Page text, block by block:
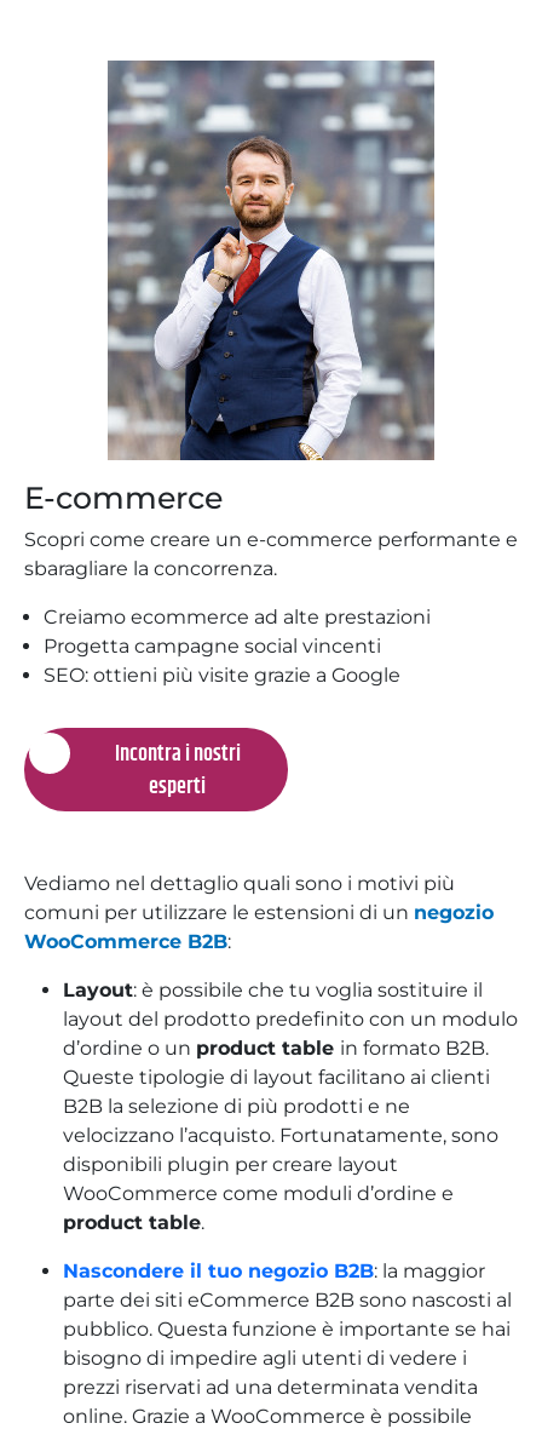
E-commerce
Scopri come creare un e-commerce performante e
sbaragliare la concorrenza.
Creiamo ecommerce ad alte prestazioni
Progetta campagne social vincenti
SEO: ottieni più visite grazie a Google
Incontra i nostri
esperti
Vediamo nel dettaglio quali sono i motivi più
comuni per utilizzare le estensioni di un negozio
WooCommerce B2B:
Layout: è possibile che tu voglia sostituire il
layout del prodotto predefinito con un modulo
d’ordine o un product table in formato B2B.
Queste tipologie di layout facilitano ai clienti
B2B la selezione di più prodotti e ne
velocizzano l’acquisto. Fortunatamente, sono
disponibili plugin per creare layout
WooCommerce come moduli d’ordine e
product table.
Nascondere il tuo negozio B2B: la maggior
parte dei siti eCommerce B2B sono nascosti al
pubblico. Questa funzione è importante se hai
bisogno di impedire agli utenti di vedere i
prezzi riservati ad una determinata vendita
online. Grazie a WooCommerce è possibile